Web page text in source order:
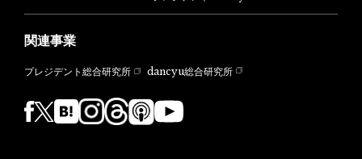
関連事業
プレジデント総合研究所 dancyu総合研究所